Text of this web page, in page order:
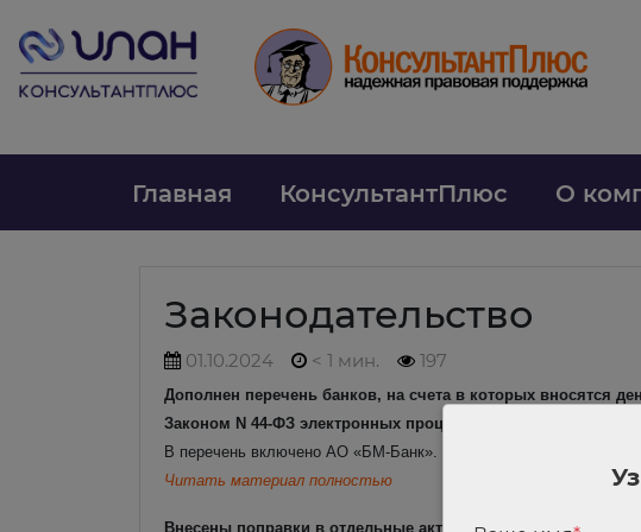
Главная КонсультантПлюс О
Законодательство
01.10.2024 < 1 мин. 197
Дополнен перечень банков, на счета в которых вносятся
Законом N 44-ФЗ электронных процедур
В перечень включено АО «БМ-Банк».
Читать материал полностью
Внесены поправки в отдельные акты Правительства по